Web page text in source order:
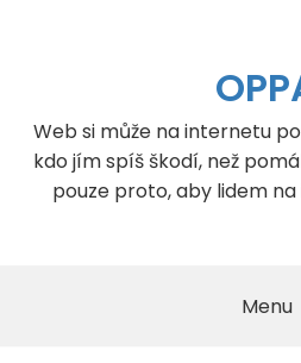
Web si může na internetu
kdo jím spíš škodí, než
pouze proto, aby lidem
Menu